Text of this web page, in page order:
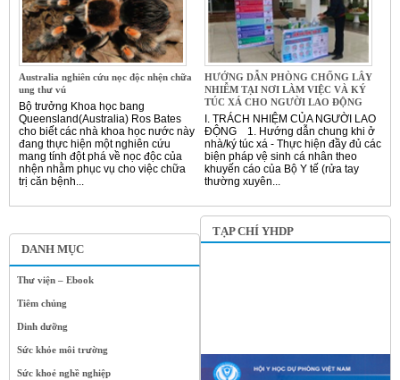
DANH MỤC
Thư viện – Ebook
Tiêm chủng
Dinh dưỡng
Sức khỏe môi trường
Sức khoẻ nghề nghiệp
Australia nghiên cứu nọc độc nhện chữa
ung thư vú
Bộ trưởng Khoa học bang
Queensland(Australia) Ros Bates
cho biết các nhà khoa học nước này
đang thực hiện một nghiên cứu
mang tính đột phá về nọc độc của
nhện nhằm phục vụ cho việc chữa
trị căn bệnh...
HƯỚNG DẪN PHÒNG CHỐNG LÂY
NHIỄM TẠI NƠI LÀM VIỆC VÀ KÝ
TÚC XÁ CHO NGƯỜI LAO ĐỘNG
I. TRÁCH NHIỆM CỦA NGƯỜI LAO
ĐỘNG 1. Hướng dẫn chung khi ở
nhà/ký túc xá - Thực hiện đầy đủ các
biện pháp vệ sinh cá nhân theo
khuyến cáo của Bộ Y tế (rửa tay
thường xuyên...
TẠP CHÍ YHDP